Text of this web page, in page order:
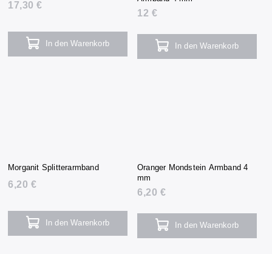
17,30 €
In den Warenkorb
12 €
In den Warenkorb
Morganit Splitterarmband
6,20 €
In den Warenkorb
Oranger Mondstein Armband 4
mm
6,20 €
In den Warenkorb